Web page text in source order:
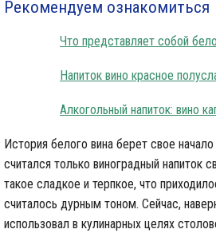
Рекомендуем ознакомиться
Что представляет собой
Напиток вино красное
Алкогольный напиток: вино
История белого вина берет свое
считался только виноградный напиток
такое сладкое и терпкое, что
считалось дурным тоном. Сейчас,
использовал в кулинарных целях